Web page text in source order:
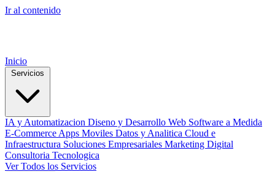
Ir al contenido
Inicio
IA y Automatizacion Diseno y Desarrollo Web Software a Medida
E-Commerce Apps Moviles Datos y Analitica Cloud e
Infraestructura Soluciones Empresariales Marketing Digital
Consultoria Tecnologica
Ver Todos los Servicios